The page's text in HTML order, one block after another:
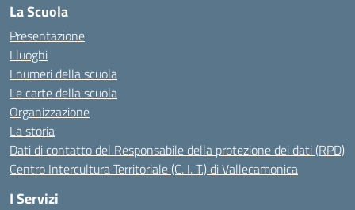
La Scuola
Presentazione
I luoghi
I numeri della scuola
Le carte della scuola
Organizzazione
La storia
Dati di contatto del Responsabile della protezione dei dati (RPD)
Centro Intercultura Territoriale (C. I. T.) di Vallecamonica
I Servizi